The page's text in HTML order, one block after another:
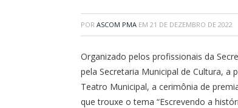
POR ASCOM PMA EM 21 DE DEZEMBRO DE 2022
Organizado pelos profissionais da
pela Secretaria Municipal de Cultura,
Teatro Municipal, a cerimônia de
que trouxe o tema “Escrevendo a